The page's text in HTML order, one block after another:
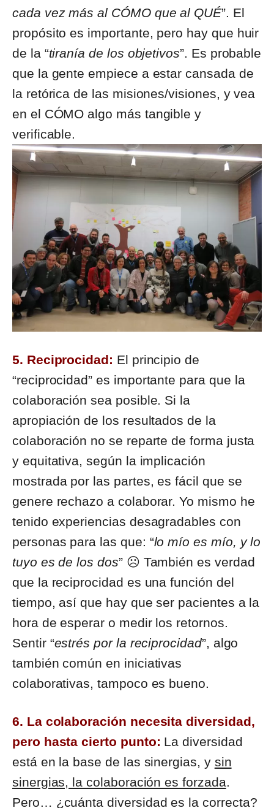
cada vez más al CÓMO que al QUÉ”. El
propósito es importante, pero hay que huir
de la “tiranía de los objetivos”. Es probable
que la gente empiece a estar cansada de
la retórica de las misiones/visiones, y vea
en el CÓMO algo más tangible y
verificable.
5. Reciprocidad: El principio de
“reciprocidad” es importante para que la
colaboración sea posible. Si la
apropiación de los resultados de la
colaboración no se reparte de forma justa
y equitativa, según la implicación
mostrada por las partes, es fácil que se
genere rechazo a colaborar. Yo mismo he
tenido experiencias desagradables con
personas para las que: “lo mío es mío, y lo
tuyo es de los dos” ☹ También es verdad
que la reciprocidad es una función del
tiempo, así que hay que ser pacientes a la
hora de esperar o medir los retornos.
Sentir “estrés por la reciprocidad”, algo
también común en iniciativas
colaborativas, tampoco es bueno.
6. La colaboración necesita diversidad,
pero hasta cierto punto: La diversidad
está en la base de las sinergias, y sin
sinergias, la colaboración es forzada.
Pero… ¿cuánta diversidad es la correcta?